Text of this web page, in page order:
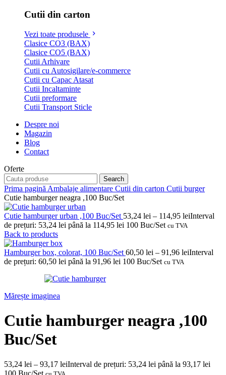
Cutii din carton
Vezi toate produsele
Clasice CO3 (BAX)
Clasice CO5 (BAX)
Cutii Arhivare
Cutii cu Autosigilare/e-commerce
Cutii cu Capac Atasat
Cutii Incaltaminte
Cutii preformare
Cutii Transport Sticle
Despre noi
Magazin
Blog
Contact
Oferte
Search
Prima pagină Ambalaje alimentare Cutii din carton Cutii burger
Cutie hamburger neagra ,100 Buc/Set
Cutie hamburger urban ,100 Buc/Set 53,24 lei – 114,95 leiInterval
de prețuri: 53,24 lei până la 114,95 lei 100 Buc/Set cu TVA
Back to products
Hamburger box, colorat, 100 Buc/Set 60,50 lei – 91,96 leiInterval
de prețuri: 60,50 lei până la 91,96 lei 100 Buc/Set cu TVA
Mărește imaginea
Cutie hamburger neagra ,100
Buc/Set
53,24 lei – 93,17 leiInterval de prețuri: 53,24 lei până la 93,17 lei
100 Buc/Set